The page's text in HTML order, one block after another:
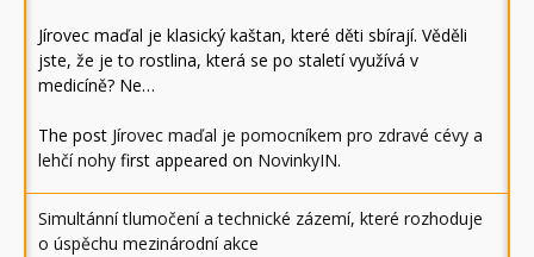
Jírovec maďal je klasický kaštan, které děti sbírají. Věděli
jste, že je to rostlina, která se po staletí využívá v
medicíně? Ne…
The post Jírovec maďal je pomocníkem pro zdravé cévy a
lehčí nohy first appeared on NovinkyIN.
Simultánní tlumočení a technické zázemí, které rozhoduje
o úspěchu mezinárodní akce